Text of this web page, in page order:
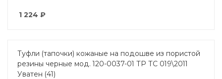
1 224 ₽
Туфли (тапочки) кожаные на подошве из пористой
резины черные мод. 120-0037-01 ТР ТС 019\2011
Уватен (41)